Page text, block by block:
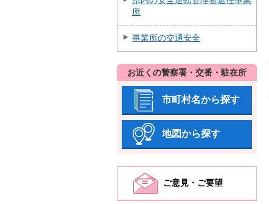
所
事業所の交通安全
お近くの警察署・交番・駐在所
市町村名から探す
地図から探す
ご意見・ご要望